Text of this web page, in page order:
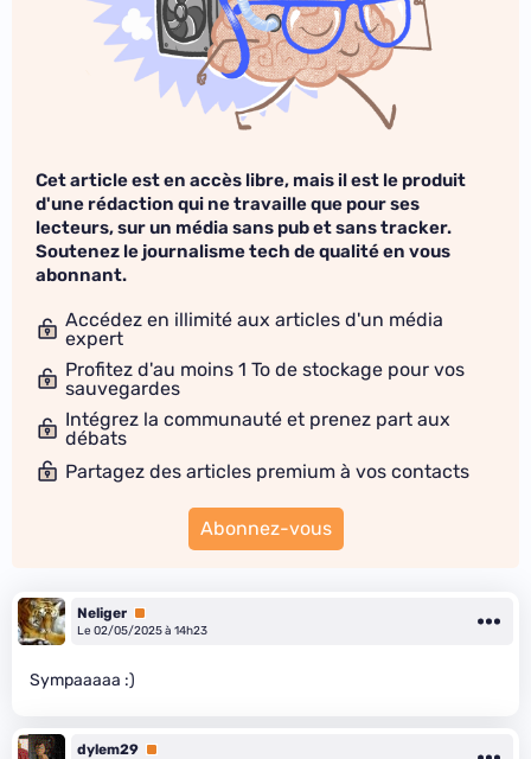
Cet article est en accès libre, mais il est le produit
d'une rédaction qui ne travaille que pour ses
lecteurs, sur un média sans pub et sans tracker.
Soutenez le journalisme tech de qualité en vous
abonnant.
Accédez en illimité aux articles d'un média
expert
Profitez d'au moins 1 To de stockage pour vos
sauvegardes
Intégrez la communauté et prenez part aux
débats
Partagez des articles premium à vos contacts
Abonnez-vous
Neliger Premium
Le 02/05/2025 à 14h23
Sympaaaaa :)
dylem29 Premium